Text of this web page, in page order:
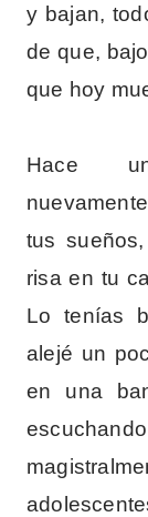
y bajan,
de que,
que hoy
Hace
tus
risa en tu
Lo tenías
alejé un
en una